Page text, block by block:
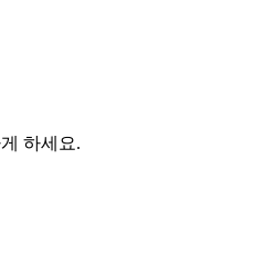
하세요.